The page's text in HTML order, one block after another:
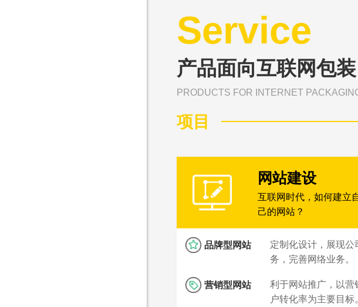
Service
产品面向互联网包
PRODUCTS FOR INTERNET
项目
网站建设
互联网时代，如何建立
己的网站？
品牌型网站
定制化设计，展现公
务，完善网络业务。
营销型网站
利于网站推广，以营
户转化率为主要目标